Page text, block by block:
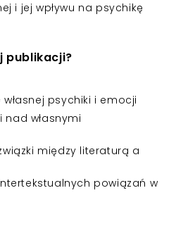
i jej wpływu na psychikę
publikacji?
własnej psychiki i emocji
nad własnymi
między literaturą a
powiązań w